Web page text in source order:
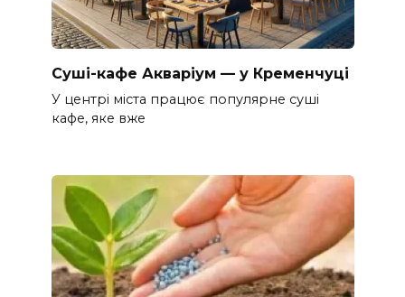
Суші-кафе Акваріум — у Кременчуці
У центрі міста працює популярне суші
кафе, яке вже